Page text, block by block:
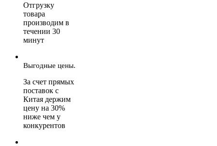
Отгрузку
товара
производим в
течении 30
минут
Выгодные цены.
За счет прямых
поставок с
Китая держим
цену на 30%
ниже чем у
конкурентов